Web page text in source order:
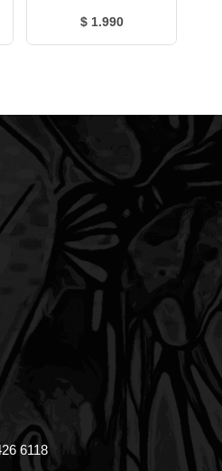
$ 1.990
6118